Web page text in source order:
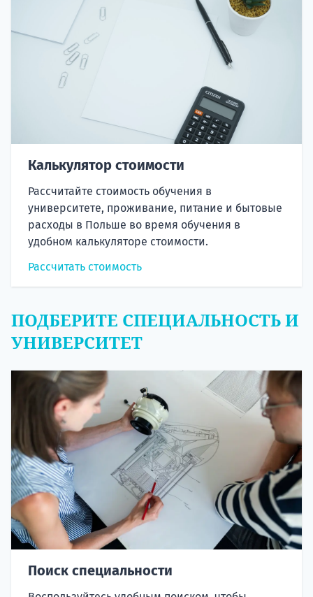
Калькулятор стоимости
Рассчитайте стоимость обучения в
университете, проживание, питание и бытовые
расходы в Польше во время обучения в
удобном калькуляторе стоимости.
Рассчитать стоимость
ПОДБЕРИТЕ СПЕЦИАЛЬНОСТЬ И
УНИВЕРСИТЕТ
Поиск специальности